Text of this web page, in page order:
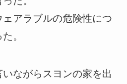
アラブルの危険性につ
。
ながらスヨンの家を出